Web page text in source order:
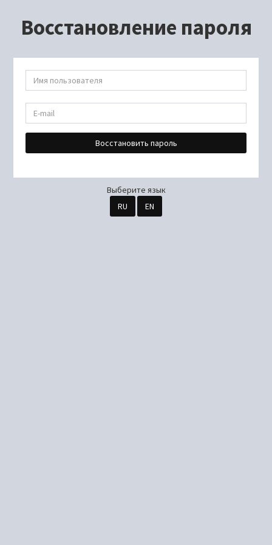
Восстановление пароля
Восстановить пароль
Выберите язык